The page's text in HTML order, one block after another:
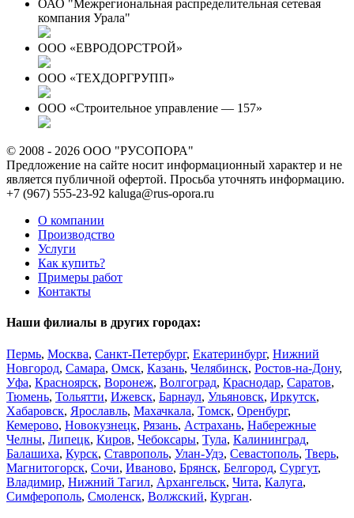
ОАО "Межрегиональная распределительная сетевая
компания Урала"
ООО «ЕВРОДОРСТРОЙ»
ООО «ТЕХДОРГРУПП»
ООО «Строительное управление — 157»
© 2008 - 2026 ООО "РУСОПОРА"
Предложение на сайте носит информационный характер и не
является публичной офертой. Просьба уточнять информацию.
+7 (967) 555-23-92 kaluga@rus-opora.ru
О компании
Производство
Услуги
Как купить?
Примеры работ
Контакты
Наши филиалы в других городах:
Пермь, Москва, Санкт-Петербург, Екатеринбург, Нижний
Новгород, Самара, Омск, Казань, Челябинск, Ростов-на-Дону,
Уфа, Красноярск, Воронеж, Волгоград, Краснодар, Саратов,
Тюмень, Тольятти, Ижевск, Барнаул, Ульяновск, Иркутск,
Хабаровск, Ярославль, Махачкала, Томск, Оренбург,
Кемерово, Новокузнецк, Рязань, Астрахань, Набережные
Челны, Липецк, Киров, Чебоксары, Тула, Калининград,
Балашиха, Курск, Ставрополь, Улан-Удэ, Севастополь, Тверь,
Магнитогорск, Сочи, Иваново, Брянск, Белгород, Сургут,
Владимир, Нижний Тагил, Архангельск, Чита, Калуга,
Симферополь, Смоленск, Волжский, Курган.